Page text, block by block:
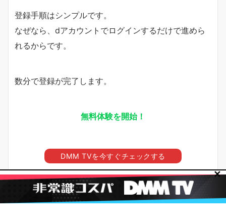
登録手順はシンプルです。
なぜなら、dアカウントでログインするだけで進めら
れるからです。
数分で登録が完了します。
無料体験を開始！
DMM TVを今すぐチェックする
ドラマ『40までにしたい10のこと』
✕